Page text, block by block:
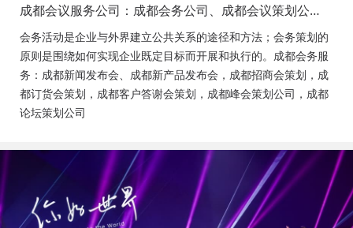
成都会议服务公司：成都会务公司、成都会议策划公
司、成都新闻发布会策划、成都新产品发布会策划、成
都经销商会议策划、成都招商会策划、成都订货会策
划、成都颁奖会策划、成都客户答谢会策划、成都高峰
论坛策划公司、成都年会策划、成都会议活动策划
会务活动是企业与外界建立公共关系的途径和方法；会务策划的
原则是围绕如何实现企业既定目标而开展和执行的。成都会务服
务：成都新闻发布会、成都新产品发布会，成都招商会策划，成
都订货会策划，成都客户答谢会策划，成都峰会策划公司，成都
论坛策划公司